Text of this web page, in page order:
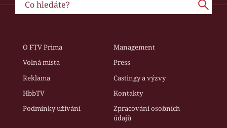
O FTV Prima
Management
Volná místa
Press
Reklama
Castingy a výzvy
HbbTV
Kontakty
Podmínky užívání
Zpracování osobních
údajů